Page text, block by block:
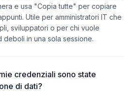
e usa "Copia tutte" per copiare
Utile per amministratori IT che
sviluppatori o per chi vuole
deboli in una sola sessione.
credenziali sono state
di dati?